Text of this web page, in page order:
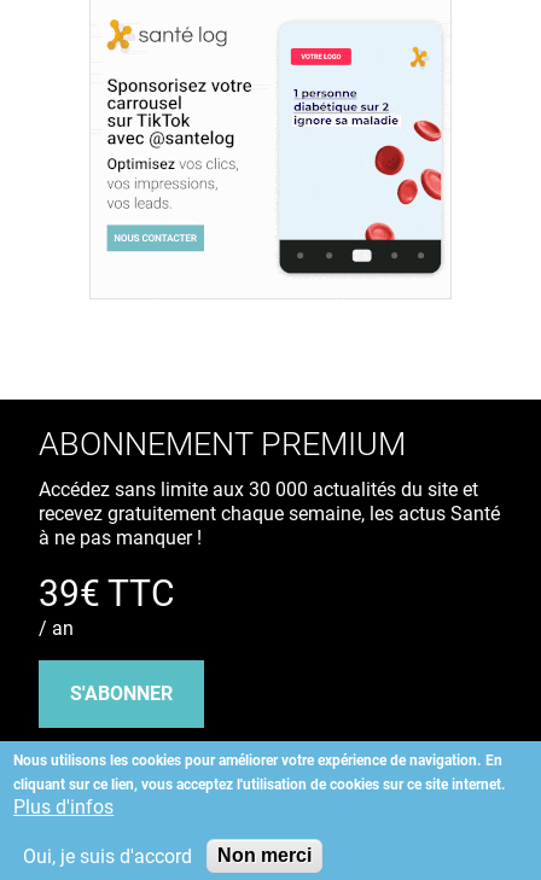
Nous utilisons les cookies pour améliorer votre expérience de navigation. En
cliquant sur ce lien, vous acceptez l'utilisation de cookies sur ce site internet.
Plus d'infos
Oui, je suis d'accord Non merci
ABONNEMENT PREMIUM
Accédez sans limite aux 30 000 actualités du site et
recevez gratuitement chaque semaine, les actus Santé
à ne pas manquer !
39€ TTC
/ an
S'ABONNER
Copyright©2026 ALLIEDHEALTH
KAURIWEB